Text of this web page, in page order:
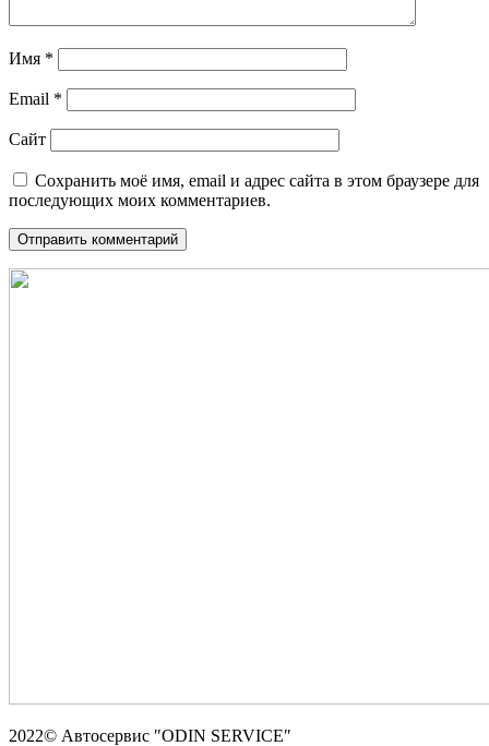
Имя *
Email *
Сайт
Сохранить моё имя, email и адрес сайта в этом браузере для
последующих моих комментариев.
2022© Автосервис ″ODIN SERVICE″